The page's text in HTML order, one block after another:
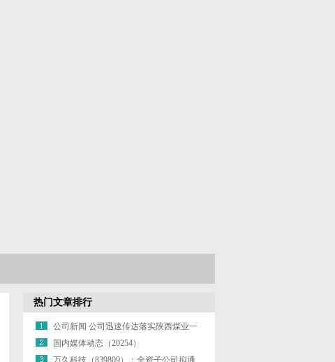
热门文章排行
公司新闻 公司迅速传达落实陕西煤业一
季度
国内媒体动态（20254）
万久科技（839809）：全资子公司拟通